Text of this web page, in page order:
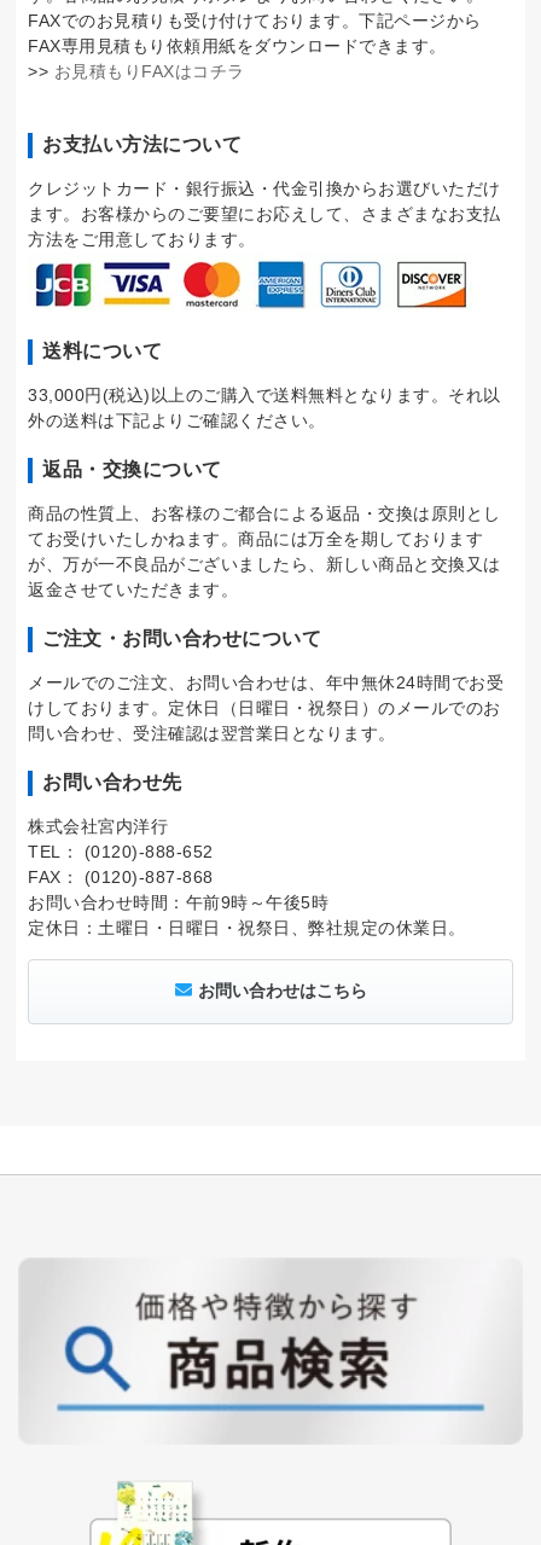
FAXでのお見積りも受け付けております。下記ページから
FAX専用見積もり依頼用紙をダウンロードできます。
>> お見積もりFAXはコチラ
お支払い方法について
クレジットカード・銀行振込・代金引換からお選びいただけ
ます。お客様からのご要望にお応えして、さまざまなお支払
方法をご用意しております。
送料について
33,000円(税込)以上のご購入で送料無料となります。それ以
外の送料は下記よりご確認ください。
返品・交換について
商品の性質上、お客様のご都合による返品・交換は原則とし
てお受けいたしかねます。商品には万全を期しております
が、万が一不良品がございましたら、新しい商品と交換又は
返金させていただきます。
ご注文・お問い合わせについて
メールでのご注文、お問い合わせは、年中無休24時間でお受
けしております。定休日（日曜日・祝祭日）のメールでのお
問い合わせ、受注確認は翌営業日となります。
お問い合わせ先
株式会社宮内洋行
TEL： (0120)-888-652
FAX： (0120)-887-868
お問い合わせ時間：午前9時～午後5時
定休日：土曜日・日曜日・祝祭日、弊社規定の休業日。
お問い合わせはこちら